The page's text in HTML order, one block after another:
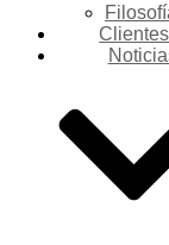
Clientes